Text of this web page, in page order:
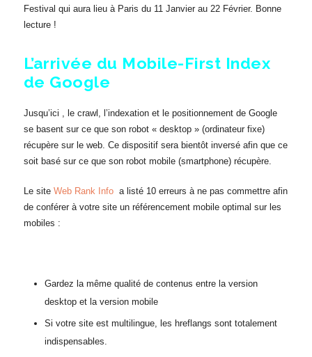
Festival qui aura lieu à Paris du 11 Janvier au 22 Février. Bonne
lecture !
L’arrivée du Mobile-First Index
de Google
Jusqu’ici , le crawl, l’indexation et le positionnement de Google
se basent sur ce que son robot « desktop » (ordinateur fixe)
récupère sur le web. Ce dispositif sera bientôt inversé afin que ce
soit basé sur ce que son robot mobile (smartphone) récupère.
Le site Web Rank Info a listé 10 erreurs à ne pas commettre afin
de conférer à votre site un référencement mobile optimal sur les
mobiles :
Gardez la même qualité de contenus entre la version
desktop et la version mobile
Si votre site est multilingue, les hreflangs sont totalement
indispensables.